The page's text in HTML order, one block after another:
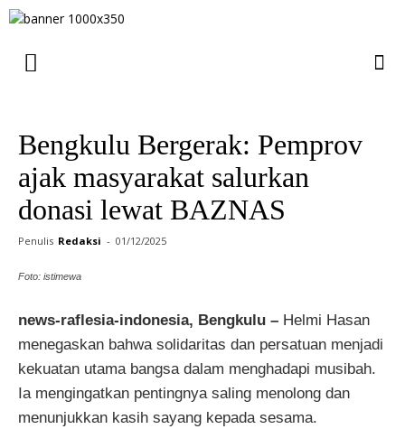
Bengkulu Bergerak: Pemprov
ajak masyarakat salurkan
donasi lewat BAZNAS
Penulis Redaksi - 01/12/2025
Foto: istimewa
news-raflesia-indonesia, Bengkulu – Helmi Hasan
menegaskan bahwa solidaritas dan persatuan menjadi
kekuatan utama bangsa dalam menghadapi musibah.
Ia mengingatkan pentingnya saling menolong dan
menunjukkan kasih sayang kepada sesama.